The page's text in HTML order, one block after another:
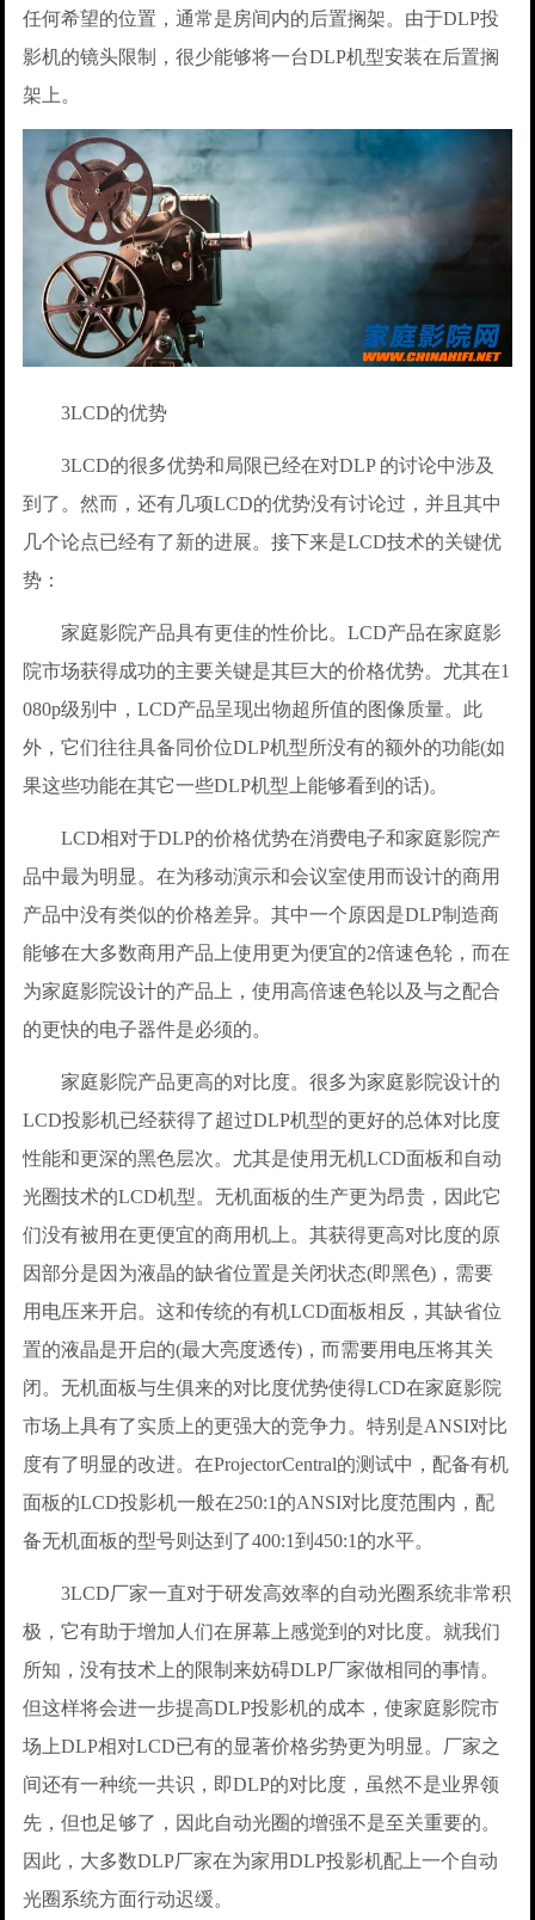
任何希望的位置，通常是房间内的后置搁架。由于DLP投
影机的镜头限制，很少能够将一台DLP机型安装在后置搁
架上。
3LCD的优势
3LCD的很多优势和局限已经在对DLP 的讨论中涉及
到了。然而，还有几项LCD的优势没有讨论过，并且其中
几个论点已经有了新的进展。接下来是LCD技术的关键优
势：
家庭影院产品具有更佳的性价比。LCD产品在家庭影
院市场获得成功的主要关键是其巨大的价格优势。尤其在1
080p级别中，LCD产品呈现出物超所值的图像质量。此
外，它们往往具备同价位DLP机型所没有的额外的功能(如
果这些功能在其它一些DLP机型上能够看到的话)。
LCD相对于DLP的价格优势在消费电子和家庭影院产
品中最为明显。在为移动演示和会议室使用而设计的商用
产品中没有类似的价格差异。其中一个原因是DLP制造商
能够在大多数商用产品上使用更为便宜的2倍速色轮，而在
为家庭影院设计的产品上，使用高倍速色轮以及与之配合
的更快的电子器件是必须的。
家庭影院产品更高的对比度。很多为家庭影院设计的
LCD投影机已经获得了超过DLP机型的更好的总体对比度
性能和更深的黑色层次。尤其是使用无机LCD面板和自动
光圈技术的LCD机型。无机面板的生产更为昂贵，因此它
们没有被用在更便宜的商用机上。其获得更高对比度的原
因部分是因为液晶的缺省位置是关闭状态(即黑色)，需要
用电压来开启。这和传统的有机LCD面板相反，其缺省位
置的液晶是开启的(最大亮度透传)，而需要用电压将其关
闭。无机面板与生俱来的对比度优势使得LCD在家庭影院
市场上具有了实质上的更强大的竞争力。特别是ANSI对比
度有了明显的改进。在ProjectorCentral的测试中，配备有机
面板的LCD投影机一般在250:1的ANSI对比度范围内，配
备无机面板的型号则达到了400:1到450:1的水平。
3LCD厂家一直对于研发高效率的自动光圈系统非常积
极，它有助于增加人们在屏幕上感觉到的对比度。就我们
所知，没有技术上的限制来妨碍DLP厂家做相同的事情。
但这样将会进一步提高DLP投影机的成本，使家庭影院市
场上DLP相对LCD已有的显著价格劣势更为明显。厂家之
间还有一种统一共识，即DLP的对比度，虽然不是业界领
先，但也足够了，因此自动光圈的增强不是至关重要的。
因此，大多数DLP厂家在为家用DLP投影机配上一个自动
光圈系统方面行动迟缓。